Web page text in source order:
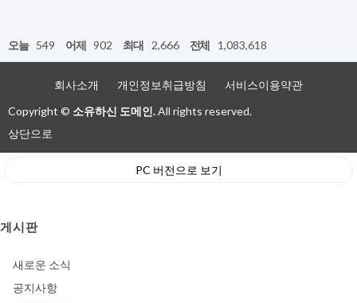
오늘 549 어제 902 최대 2,666 전체 1,083,618
회사소개 개인정보취급방침
서비스이용약관
Copyright © 소유하신 도메인.All rights reserved.
상단으로
PC 버전으로 보기
게시판
새로운 소식
공지사항